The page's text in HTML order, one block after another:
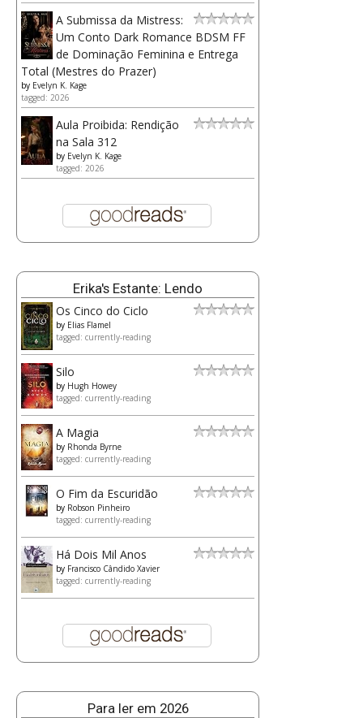
A Submissa da Mistress:
Um Conto Dark Romance BDSM FF
de Dominação Feminina e Entrega
Total (Mestres do Prazer)
by Evelyn K. Kage
tagged: 2026
Aula Proibida: Rendição
na Sala 312
by Evelyn K. Kage
tagged: 2026
Erika's Estante: Lendo
Os Cinco do Ciclo
by Elias Flamel
tagged: currently-reading
Silo
by Hugh Howey
tagged: currently-reading
A Magia
by Rhonda Byrne
tagged: currently-reading
O Fim da Escuridão
by Robson Pinheiro
tagged: currently-reading
Há Dois Mil Anos
by Francisco Cândido Xavier
tagged: currently-reading
Para ler em 2026